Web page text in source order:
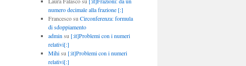
numero decimale alla frazione [:]
Francescosu Circonferenza: formula
di sdoppiamento
admin su [:it]Problemi con i numeri
relativi[:]
Mihisu [:it]Problemi con i numeri
relativi[:]